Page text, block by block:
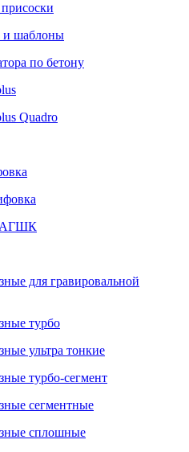
и шаблоны
по бетону
Quadro
АГШК
для гравировальной
турбо
ультра тонкие
турбо-сегмент
сегментные
сплошные